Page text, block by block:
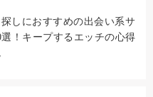
しにおすすめの出会い系サ
選！キープするエッチの心得